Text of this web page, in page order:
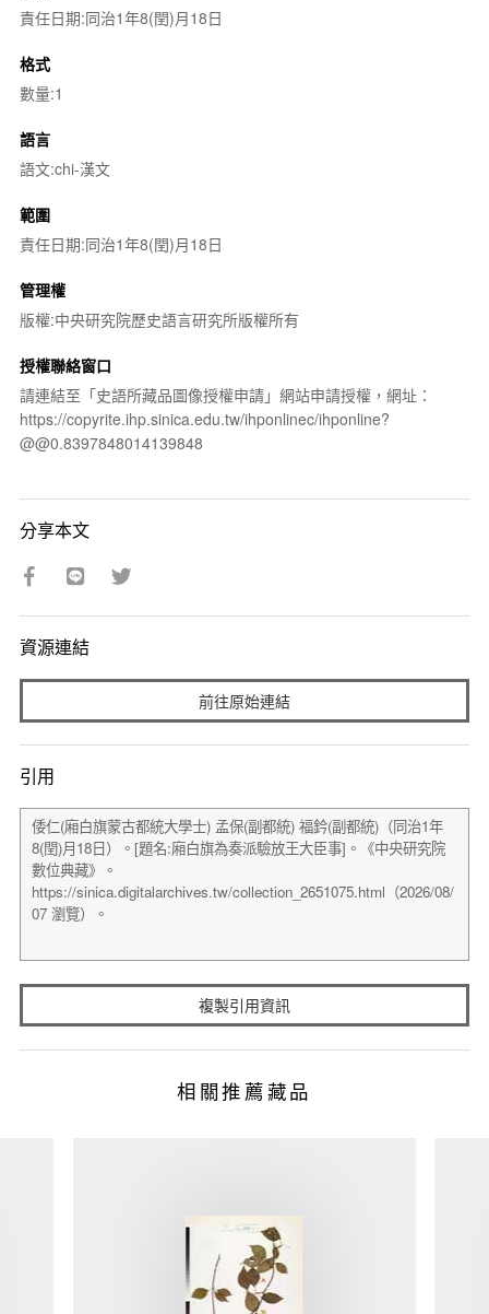
責任日期:同治1年8(閏)月18日
格式
數量:1
語言
語文:chi-漢文
範圍
責任日期:同治1年8(閏)月18日
管理權
版權:中央研究院歷史語言研究所版權所有
授權聯絡窗口
請連結至「史語所藏品圖像授權申請」網站申請授權，網址：
https://copyrite.ihp.sinica.edu.tw/ihponlinec/ihponline?
@@0.8397848014139848
分享本文
資源連結
前往原始連結
引用
複製引用資訊
相關推薦藏品